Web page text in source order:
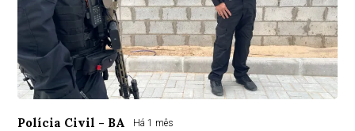
Polícia Civil - BA Há 1 mês